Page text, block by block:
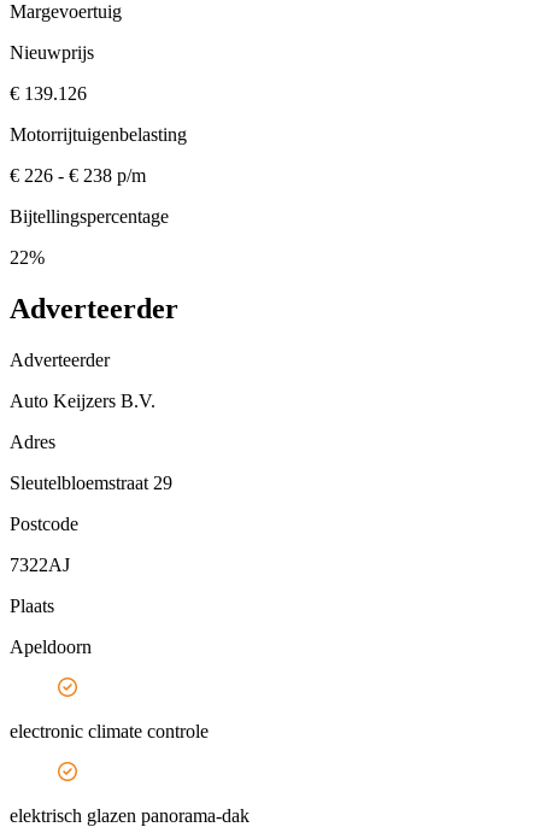
Margevoertuig
Nieuwprijs
€ 139.126
Motorrijtuigenbelasting
€ 226 - € 238 p/m
Bijtellingspercentage
22%
Adverteerder
Adverteerder
Auto Keijzers B.V.
Adres
Sleutelbloemstraat 29
Postcode
7322AJ
Plaats
Apeldoorn
electronic climate controle
elektrisch glazen panorama-dak